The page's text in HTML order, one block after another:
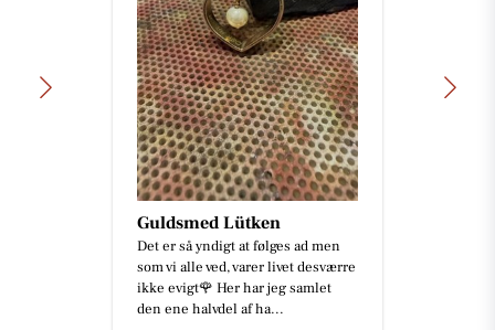
Guldsmed Lütken
Det er så yndigt at følges ad men
som vi alle ved, varer livet desværre
ikke evigt🌹 Her har jeg samlet
den ene halvdel af ha...